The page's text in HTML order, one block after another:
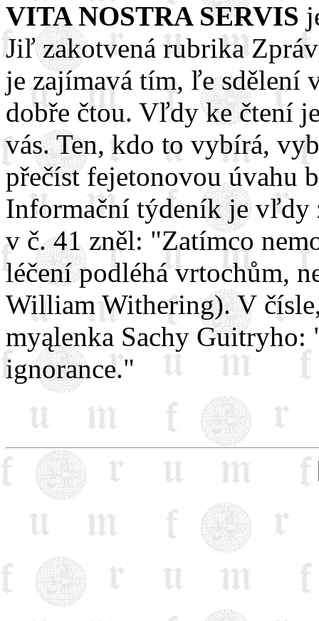
VITA NOSTRA SERVIS
Jiľ zakotvená rubrika
je zajímavá tím, ľe sdělení
dobře čtou. Vľdy ke čtení
vás. Ten, kdo to vybírá,
přečíst fejetonovou úvahu
Informační týdeník je vľdy
v č. 41 zněl: "Zatímco
léčení podléhá vrtochům,
William Withering). V
myąlenka Sachy
ignorance."